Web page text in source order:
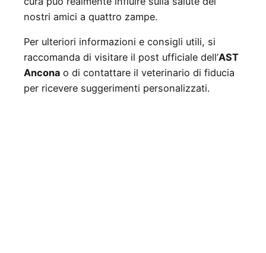
nostri amici a quattro zampe.
Per ulteriori informazioni e consigli utili, si
raccomanda di visitare il post ufficiale dell’AST
Ancona o di contattare il veterinario di fiducia
per ricevere suggerimenti personalizzati.